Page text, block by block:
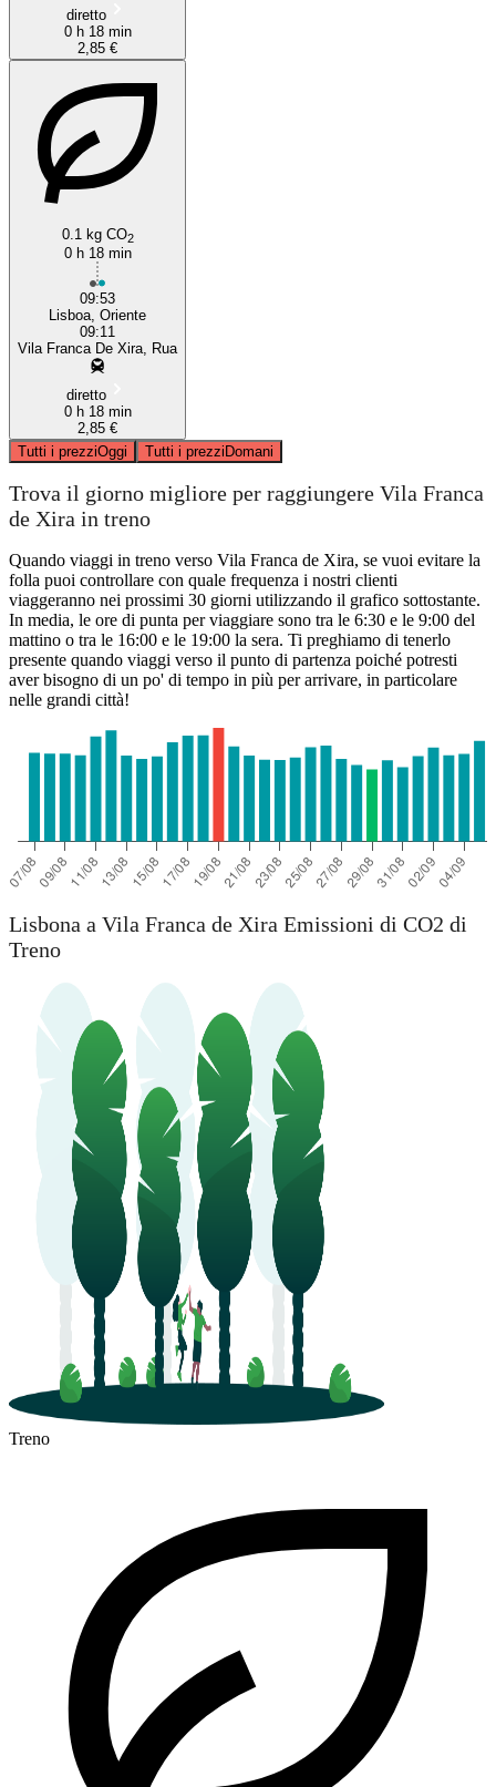
diretto
0 h 18 min
2,85 €
0.1 kg CO2
0 h 18 min
09:53
Lisboa, Oriente
09:11
Vila Franca De Xira, Rua
diretto
0 h 18 min
2,85 €
Tutti i prezziOggi Tutti i prezziDomani
Trova il giorno migliore per raggiungere Vila Franca
de Xira in treno
Quando viaggi in treno verso Vila Franca de Xira, se vuoi evitare la
folla puoi controllare con quale frequenza i nostri clienti
viaggeranno nei prossimi 30 giorni utilizzando il grafico sottostante.
In media, le ore di punta per viaggiare sono tra le 6:30 e le 9:00 del
mattino o tra le 16:00 e le 19:00 la sera. Ti preghiamo di tenerlo
presente quando viaggi verso il punto di partenza poiché potresti
aver bisogno di un po' di tempo in più per arrivare, in particolare
nelle grandi città!
Lisbona a Vila Franca de Xira Emissioni di CO2 di
Treno
Treno